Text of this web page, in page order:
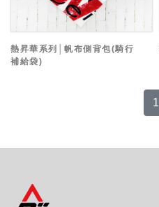
熱昇華系列│帆布側背包(騎行
補給袋)
1